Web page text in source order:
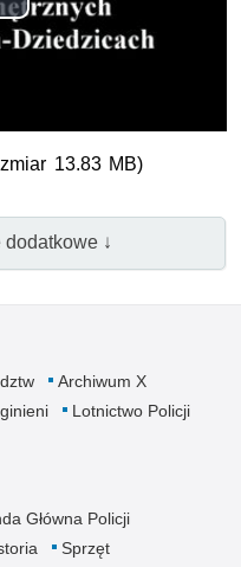
13.83 MB)
dodatkowe ↓
Archiwum X
Lotnictwo Policji
Główna Policji
Sprzęt